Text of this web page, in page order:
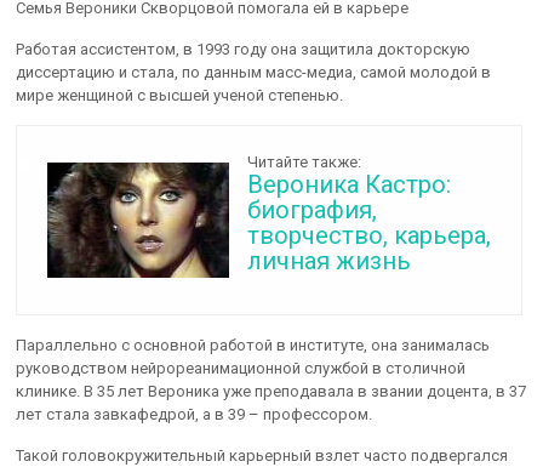
Семья Вероники Скворцовой помогала ей в карьере
Работая ассистентом, в 1993 году она защитила докторскую
диссертацию и стала, по данным масс-медиа, самой молодой в
мире женщиной с высшей ученой степенью.
Читайте также:
Вероника Кастро:
биография,
творчество, карьера,
личная жизнь
Параллельно с основной работой в институте, она занималась
руководством нейрореанимационной службой в столичной
клинике. В 35 лет Вероника уже преподавала в звании доцента, в 37
лет стала завкафедрой, а в 39 – профессором.
Такой головокружительный карьерный взлет часто подвергался